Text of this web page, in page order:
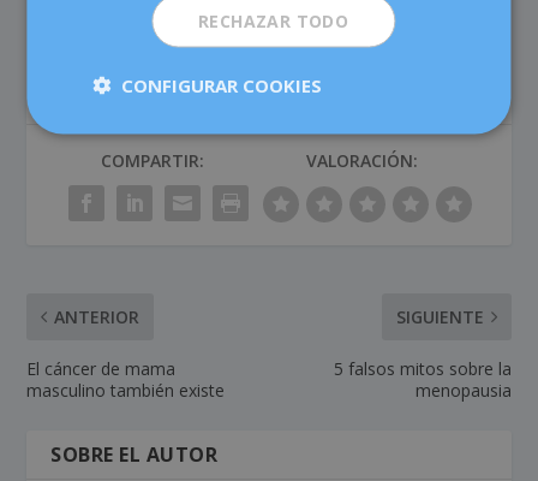
COMPARTIR: VALORACIÓN:
ANTERIOR
El cáncer de mama
masculino también existe
SIGUIENTE
5 falsos mitos sobre la
menopausia
SOBRE EL AUTOR
RECHAZAR TODO
CONFIGURAR COOKIES